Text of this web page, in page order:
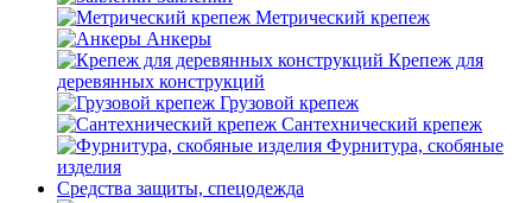
Метрический крепеж
Анкеры
Крепеж для
деревянных конструкций
Грузовой крепеж
Сантехнический крепеж
Фурнитура, скобяные
изделия
Средства защиты, спецодежда